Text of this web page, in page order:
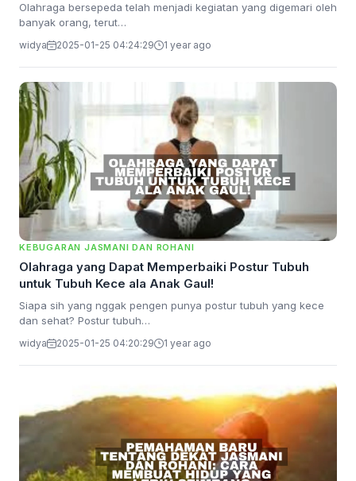
Olahraga bersepeda telah menjadi kegiatan yang digemari oleh
banyak orang, terut…
widya 2025-01-25 04:24:29 1 year ago
KEBUGARAN JASMANI DAN ROHANI
Olahraga yang Dapat Memperbaiki Postur Tubuh
untuk Tubuh Kece ala Anak Gaul!
Siapa sih yang nggak pengen punya postur tubuh yang kece
dan sehat? Postur tubuh…
widya 2025-01-25 04:20:29 1 year ago